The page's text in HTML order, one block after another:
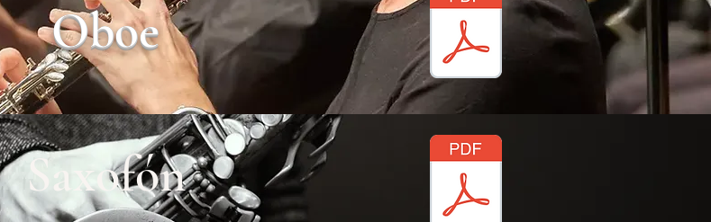
Oboe
Saxofón